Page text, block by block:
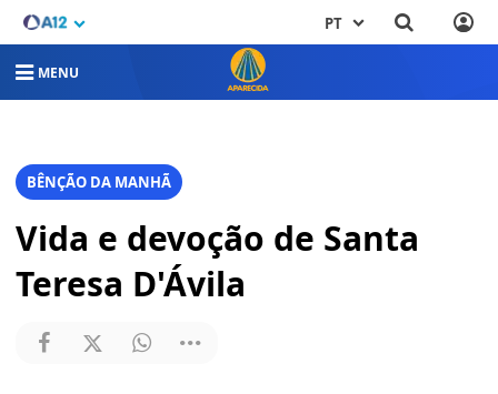
PT
MENU
BÊNÇÃO DA MANHÃ
Vida e devoção de Santa
Teresa D'Ávila